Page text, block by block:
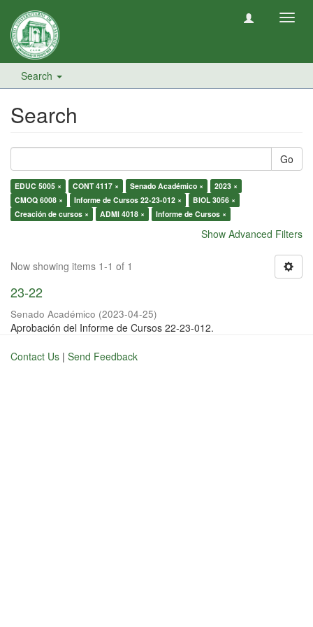
Search
Search
Go
EDUC 5005 × CONT 4117 × Senado Académico ×
2023 ×
CMOQ 6008 ×
Informe de Cursos 22-23-012 ×
BIOL 3056 ×
Creación de cursos ×
ADMI 4018 × Informe de Cursos ×
Show Advanced Filters
Now showing items 1-1 of 1
23-22
Senado Académico (2023-04-25)
Aprobación del Informe de Cursos 22-23-012.
Contact Us | Send Feedback